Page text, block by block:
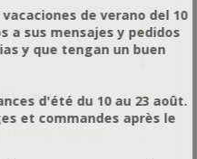
+
+
+
Χρήσης
de verano del 10
a sus mensajes y pedidos
y que tengan un buen
d'été du 10 au 23 août.
et commandes après le